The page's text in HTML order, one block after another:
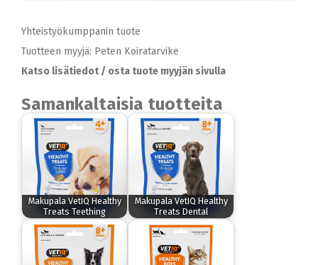
Yhteistyökumppanin tuote
Tuotteen myyjä: Peten Koiratarvike
Katso lisätiedot / osta tuote myyjän sivulla
Samankaltaisia tuotteita
Makupala VetIQ Healthy
Treats Teething
Makupala VetIQ Healthy
Treats Dental